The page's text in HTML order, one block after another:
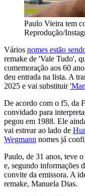
Paulo Vieira tem
Reprodução/
Vários nomes estão
remake de 'Vale Tudo',
comemoração aos 60
deu entrada na lista. A
2025 e vai substituir
De acordo com o f5, da
convidado para
pegou em 1988. Ele
vai estrear ao lado de
Wegmann nomes já
Paulo, de 31 anos, teve
e, segundo informações
convite da emissora. A
remake, Manuela Dias.